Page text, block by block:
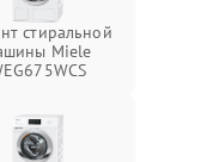
стиральной
Miele